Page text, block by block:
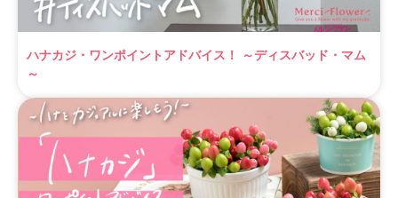
ハナカジ・ワンポイントアドバイス！ ～ディスバッド・マム
～